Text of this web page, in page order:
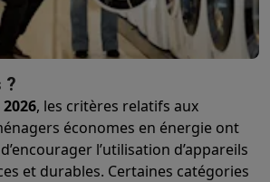
Montres connectéesTrackers d’activité
et câbles Chargeurs sans fil Câbles
& traceurs GPSÉcouteurs sans fil
fixes
PC portables gamer Apple MacBook
ClaviersWebcamsEnceintes PC
TablettesApple iPadSamsung Galaxy Tab
?
, les critères relatifs aux
économes en énergie ont
l’utilisation d’appareils
et durables. Certaines catégories